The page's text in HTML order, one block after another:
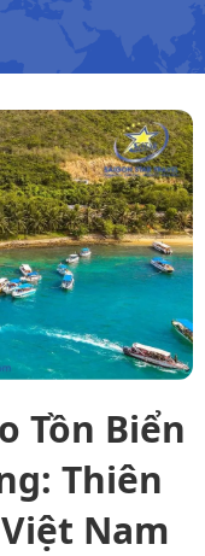
Tồn Biển
Thiên
Nam